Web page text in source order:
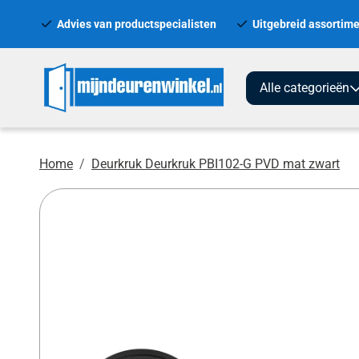
Advies van productspecialisten Uitgebreid
Alle categorieën
Home Deurkruk Deurkruk PBI102-G PVD mat zwart